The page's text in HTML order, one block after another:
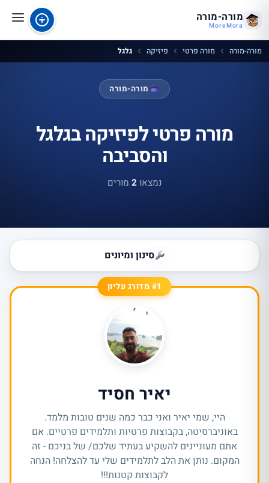
מורה-מורה
MoreMora
מורה-מורה מורה פרטי פיזיקה גלגל
מורה-מורה
מורה פרטי לפיזיקה בגלגל
והסביבה
נמצאו2 מורים
סינון ומיונים
#1 מדורג עליון
יאיר חסיד
היי, שמי יאיר ואני כבר כמה שנים טובות מלמד.
באוניברסיטה, בקבוצות פרטיות ותלמידים פרטיים. אם
אתם מעוניינים להשקיע בעתיד שלכם/ של בניכם - זה
המקום. נותן את הלב לתלמידים שלי עד להצלחה! הנחה
לקבוצות קטנות!!!